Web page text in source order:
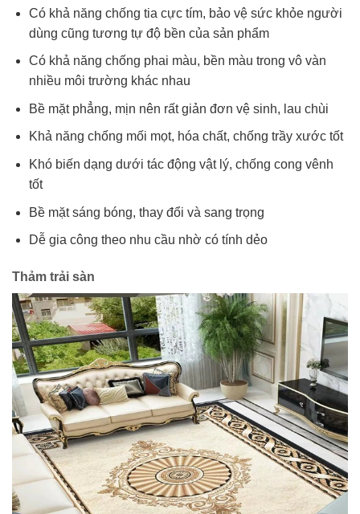
Có khả năng chống tia cực tím, bảo vệ sức khỏe người
dùng cũng tương tự độ bền của sản phẩm
Có khả năng chống phai màu, bền màu trong vô vàn
nhiều môi trường khác nhau
Bề mặt phẳng, mịn nên rất giản đơn vệ sinh, lau chùi
Khả năng chống mối mọt, hóa chất, chống trầy xước tốt
Khó biến dạng dưới tác động vật lý, chống cong vênh
tốt
Bề mặt sáng bóng, thay đổi và sang trọng
Dễ gia công theo nhu cầu nhờ có tính dẻo
Thảm trải sàn